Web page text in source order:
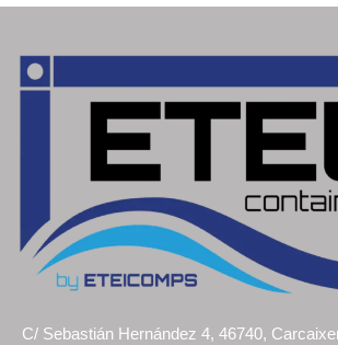
C/ Sebastián Hernández 4, 46740,